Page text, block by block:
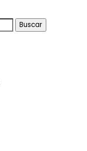
Buscar